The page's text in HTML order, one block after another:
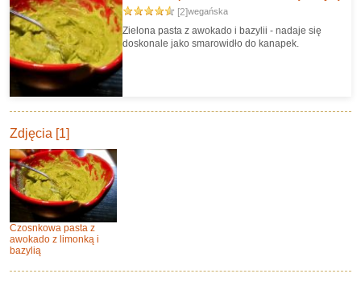
[2]wegańska
Zielona pasta z awokado i bazylii - nadaje się
doskonale jako smarowidło do kanapek.
Zdjęcia [1]
Czosnkowa pasta z
awokado z limonką i
bazylią